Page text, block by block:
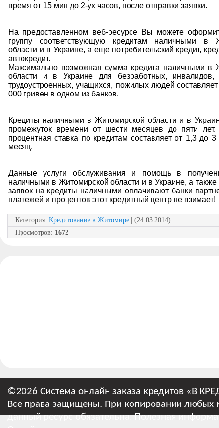
время от 15 мин до 2-ух часов, после отправки заявки.
На предоставленном веб-ресурсе Вы можете
группу соответствующую кредитам наличными в
области и в Украине, а еще потребительский кредит,
автокредит.
Максимально возможная сумма кредита наличными в
области и в Украине для безработных, инвалидов,
трудоустроенных, учащихся, пожилых людей
000 гривен в одном из банков.
Кредиты наличными в Житомирской области и в
промежуток времени от шести месяцев до пяти лет.
процентная ставка по кредитам составляет от 1,3 до
месяц.
Данные услуги обслуживания и помощь в
наличными в Житомирской области и в Украине, а
заявок на кредиты наличными оплачивают банки
платежей и процентов этот кредитный центр не взимает!
Категория: Кредитование в Житомире | (24.03.2014)
Просмотров: 1672
©2026 Система онлайн заказа кредитов «В
Все права защищены. При копировании любых
данный ресурс обязательна.Полезная